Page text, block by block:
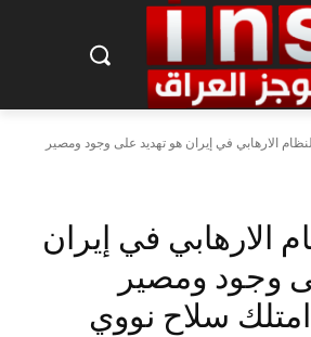
الارهابي في إيران هو تهديد على وجود ومصير
الارهابي في إيران
وجود ومصير
امتلك سلاح نووي